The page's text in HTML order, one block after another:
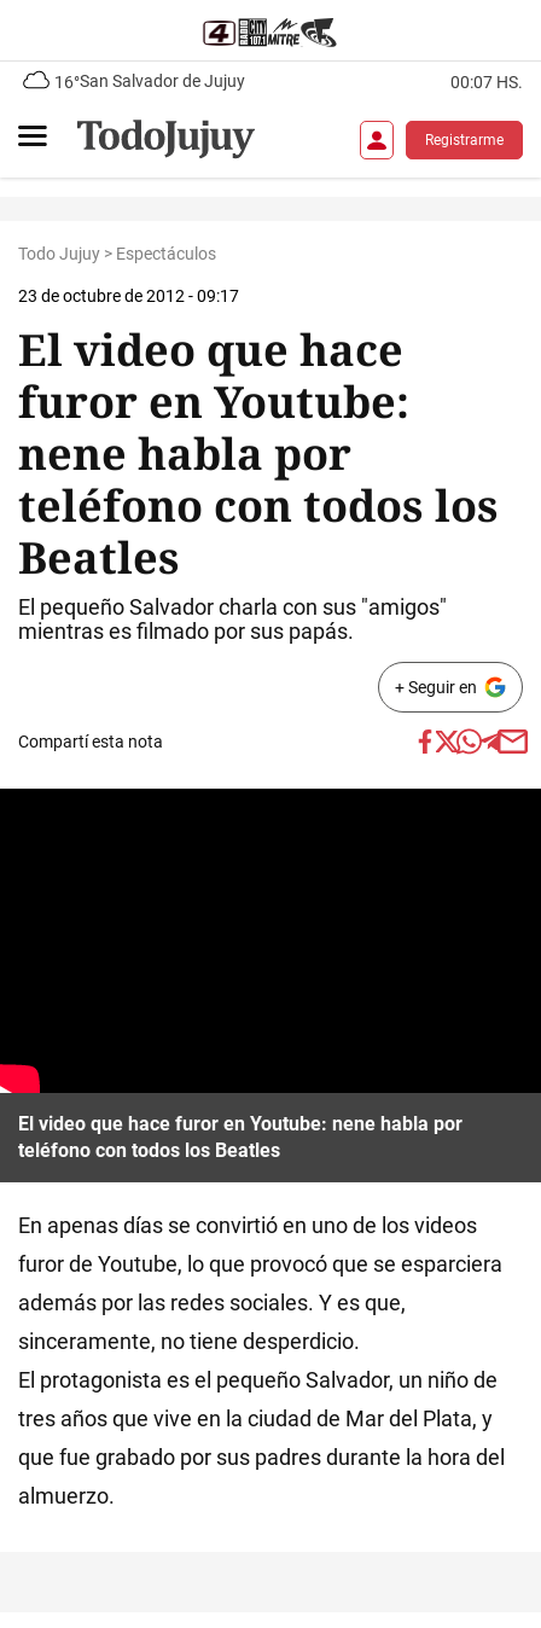
16°San Salvador de Jujuy 00:07 HS.
Registrarme
Todo Jujuy > Espectáculos
23 de octubre de 2012 - 09:17
El video que hace
furor en Youtube:
nene habla por
teléfono con todos los
Beatles
El pequeño Salvador charla con sus "amigos"
mientras es filmado por sus papás.
+ Seguir en
Compartí esta nota
El video que hace furor en Youtube: nene habla por
teléfono con todos los Beatles
En apenas días se convirtió en uno de los videos
furor de Youtube, lo que provocó que se esparciera
además por las redes sociales. Y es que,
sinceramente, no tiene desperdicio.
El protagonista es el pequeño Salvador, un niño de
tres años que vive en la ciudad de Mar del Plata, y
que fue grabado por sus padres durante la hora del
almuerzo.